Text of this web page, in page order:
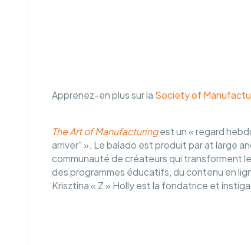
Apprenez-en plus sur la Society of
The Art of Manufacturingest un « regard
arriver" ». Le balado est produit par at large
communauté de créateurs qui transforment
des programmes éducatifs, du contenu en
Krisztina « Z » Holly est la fondatrice et